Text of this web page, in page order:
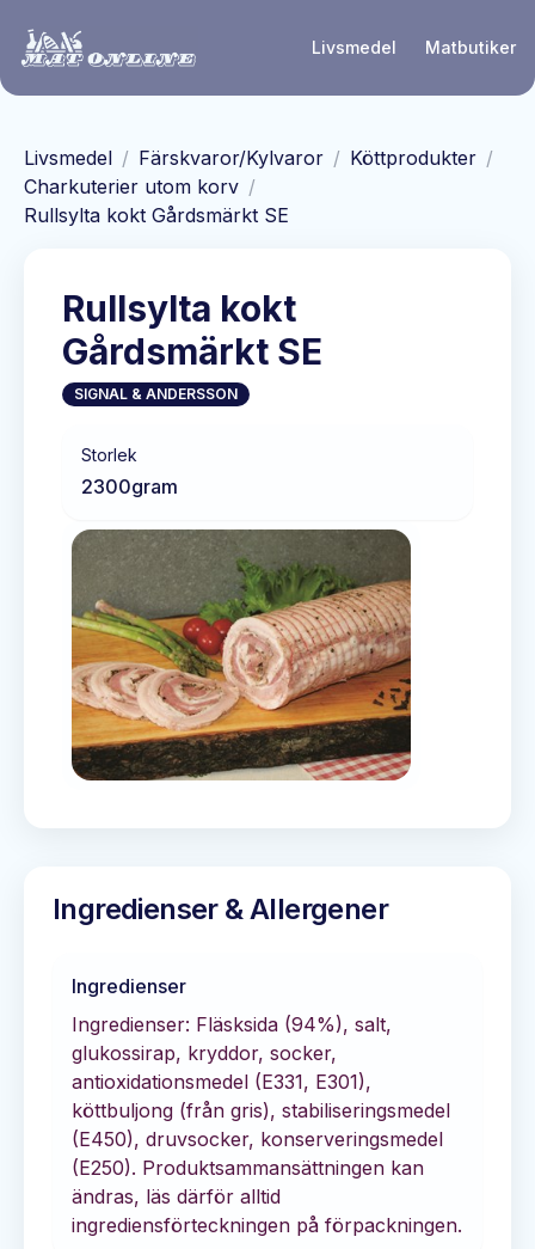
Livsmedel Matbutiker
Livsmedel / Färskvaror/Kylvaror / Köttprodukter /
Charkuterier utom korv /
Rullsylta kokt Gårdsmärkt SE
Rullsylta kokt
Gårdsmärkt SE
SIGNAL & ANDERSSON
Storlek
2300gram
Ingredienser & Allergener
Ingredienser
Ingredienser: Fläsksida (94%), salt,
glukossirap, kryddor, socker,
antioxidationsmedel (E331, E301),
köttbuljong (från gris), stabiliseringsmedel
(E450), druvsocker, konserveringsmedel
(E250). Produktsammansättningen kan
ändras, läs därför alltid
ingrediensförteckningen på förpackningen.